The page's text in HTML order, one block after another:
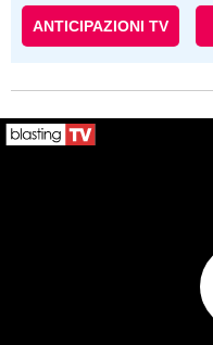
ANTICIPAZIONI TV